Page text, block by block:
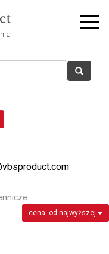
cena: od najwyższej